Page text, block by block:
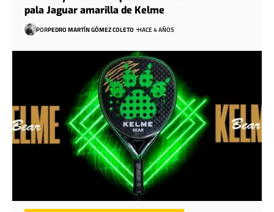
pala Jaguar amarilla de Kelme
PORPEDRO MARTÍN GÓMEZ COLETO HACE 4 AÑOS